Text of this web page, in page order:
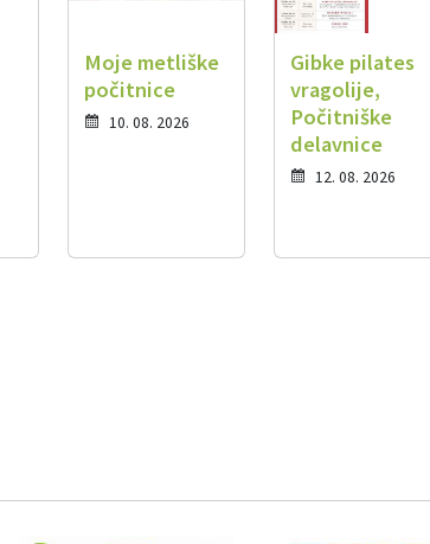
Moje metliške
počitnice
10. 08. 2026
Gibke pilates
vragolije,
Počitniške
delavnice
12. 08. 2026